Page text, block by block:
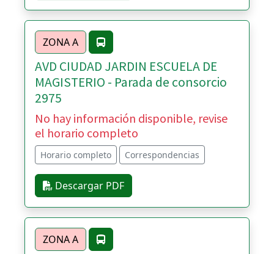
ZONA A
AVD CIUDAD JARDIN ESCUELA DE
MAGISTERIO - Parada de consorcio
2975
No hay información disponible, revise
el horario completo
Horario completo Correspondencias
Descargar PDF
ZONA A